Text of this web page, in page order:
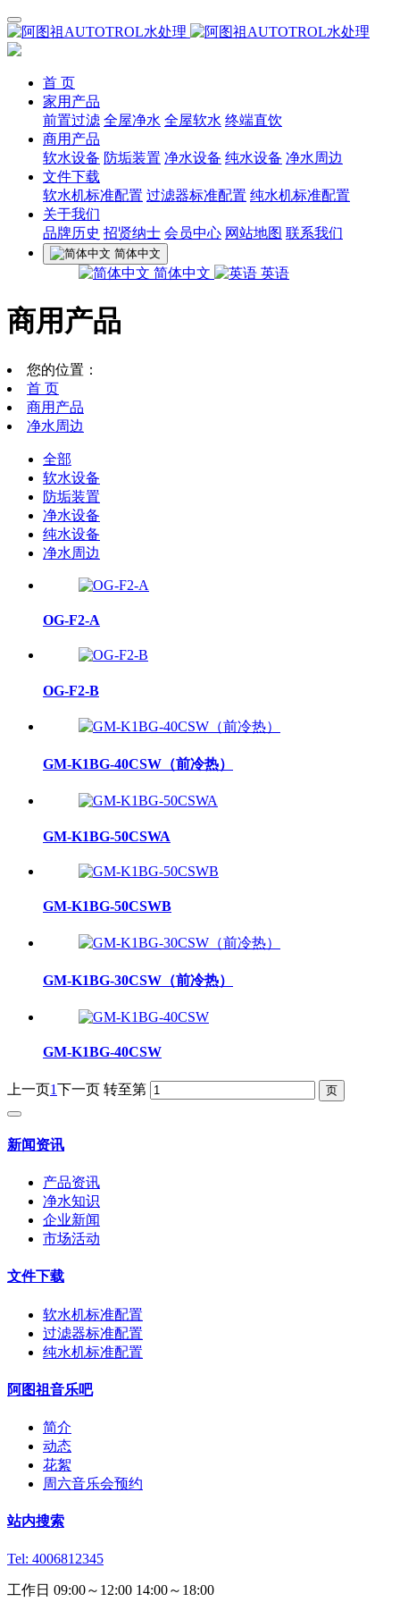
首 页
家用产品
前置过滤 全屋净水 全屋软水 终端直饮
商用产品
软水设备 防垢装置 净水设备 纯水设备 净水周边
文件下载
软水机标准配置 过滤器标准配置 纯水机标准配置
关于我们
品牌历史 招贤纳士 会员中心 网站地图 联系我们
简体中文
简体中文 英语
商用产品
您的位置：
首 页
商用产品
净水周边
全部
软水设备
防垢装置
净水设备
纯水设备
净水周边
OG-F2-A
OG-F2-B
GM-K1BG-40CSW（前冷热）
GM-K1BG-50CSWA
GM-K1BG-50CSWB
GM-K1BG-30CSW（前冷热）
GM-K1BG-40CSW
上一页1下一页 转至第
新闻资讯
产品资讯
净水知识
企业新闻
市场活动
文件下载
软水机标准配置
过滤器标准配置
纯水机标准配置
阿图祖音乐吧
简介
动态
花絮
周六音乐会预约
站内搜索
Tel: 4006812345
工作日 09:00～12:00 14:00～18:00